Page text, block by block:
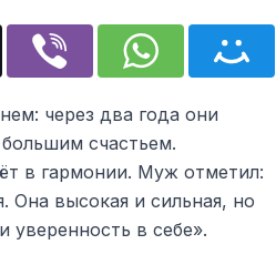
через два года они
счастьем.
в гармонии. Муж отметил:
высокая и сильная, но
уверенность в себе».